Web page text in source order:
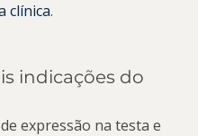
clínica.
indicações do
expressão na testa e